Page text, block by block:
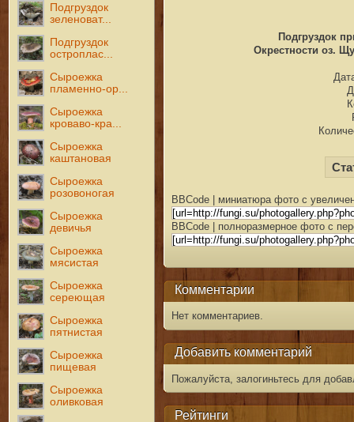
Подгруздок
зеленоват...
Подгруздок
остроплас...
Сыроежка
пламенно-ор...
Сыроежка
кроваво-кра...
Сыроежка
каштановая
Сыроежка
розовоногая
Сыроежка
девичья
Сыроежка
мясистая
Сыроежка
сереющая
Сыроежка
пятнистая
Сыроежка
пищевая
Сыроежка
оливковая
Подгруздок
Окрестности оз.
BBCode | миниатюра фото с
BBCode | полноразмерное фото с
Комментарии
Нет комментариев.
Добавить комментарий
Пожалуйста, залогиньтесь для
Рейтинги